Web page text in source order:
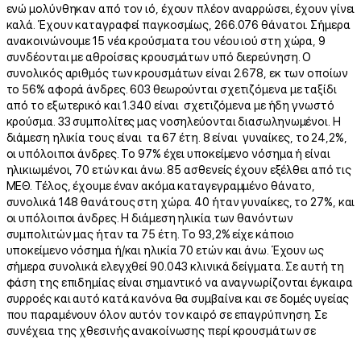
ενώ μολύνθηκαν από τον ιό, έχουν πλέον αναρρώσει, έχουν γίνει
καλά. Έχουν καταγραφεί παγκοσμίως, 266.076 θάνατοι. Σήμερα
ανακοινώνουμε 15 νέα κρούσματα του νέου ιού στη χώρα, 9
συνδέονται με αθροίσεις κρουσμάτων υπό διερεύνηση. Ο
συνολικός αριθμός των κρουσμάτων είναι 2.678, εκ των οποίων
το 56% αφορά άνδρες. 603 θεωρούνται σχετιζόμενα με ταξίδι
από το εξωτερικό και 1.340 είναι σχετιζόμενα με ήδη γνωστό
κρούσμα. 33 συμπολίτες μας νοσηλεύονται διασωληνωμένοι. Η
διάμεση ηλικία τους είναι τα 67 έτη. 8 είναι γυναίκες, το 24,2%,
οι υπόλοιποι άνδρες. Το 97% έχει υποκείμενο νόσημα ή είναι
ηλικιωμένοι, 70 ετών και άνω. 85 ασθενείς έχουν εξέλθει από τις
ΜΕΘ. Τέλος, έχουμε έναν ακόμα καταγεγραμμένο θάνατο,
συνολικά 148 θανάτους στη χώρα. 40 ήταν γυναίκες, το 27%, και
οι υπόλοιποι άνδρες. Η διάμεση ηλικία των θανόντων
συμπολιτών μας ήταν τα 75 έτη. Το 93,2% είχε κάποιο
υποκείμενο νόσημα ή/και ηλικία 70 ετών και άνω. Έχουν ως
σήμερα συνολικά ελεγχθεί 90.043 κλινικά δείγματα. Σε αυτή τη
φάση της επιδημίας είναι σημαντικό να αναγνωρίζονται έγκαιρα
συρροές και αυτό κατά κανόνα θα συμβαίνει και σε δομές υγείας
που παραμένουν όλον αυτόν τον καιρό σε επαγρύπνηση. Σε
συνέχεια της χθεσινής ανακοίνωσης περί κρουσμάτων σε